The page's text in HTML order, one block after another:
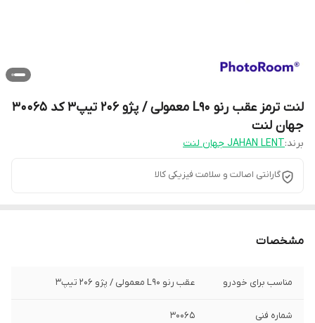
لنت ترمز عقب رنو L90 معمولی / پژو 206 تیپ3 کد 30065
جهان لنت
برند:JAHAN LENT جهان لنت
گارانتی اصالت و سلامت فیزیکی کالا
مشخصات
مناسب برای خودرو عقب رنو L90 معمولی / پژو 206 تیپ3
شماره فنی 30065